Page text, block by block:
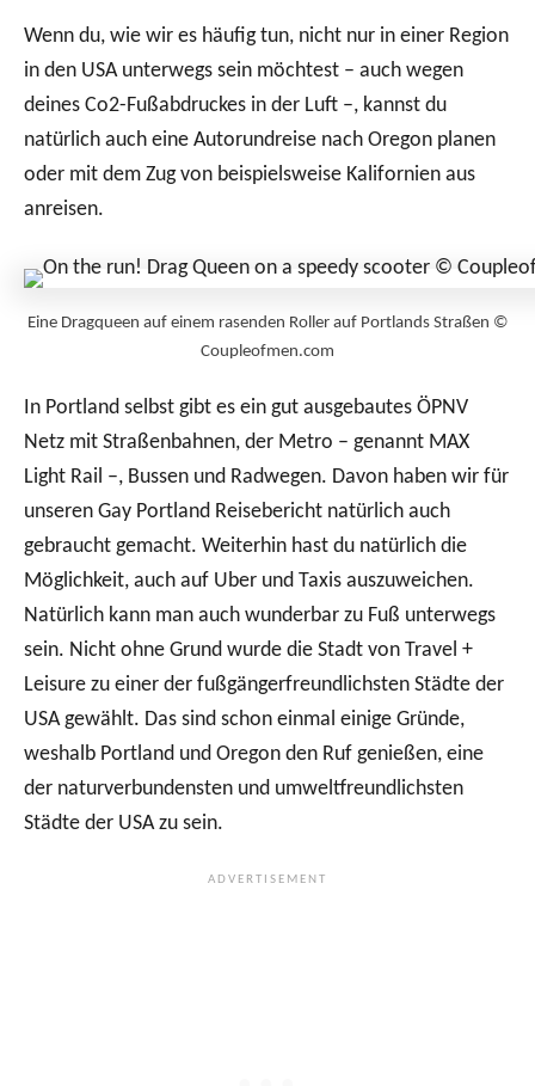
Wenn du, wie wir es häufig tun, nicht nur in einer Region
in den USA unterwegs sein möchtest – auch wegen
deines Co2-Fußabdruckes in der Luft –, kannst du
natürlich auch eine Autorundreise nach Oregon planen
oder mit dem Zug von beispielsweise Kalifornien aus
anreisen.
Eine Dragqueen auf einem rasenden Roller auf Portlands Straßen ©
Coupleofmen.com
In Portland selbst gibt es ein gut ausgebautes ÖPNV
Netz mit Straßenbahnen, der Metro – genannt MAX
Light Rail –, Bussen und Radwegen. Davon haben wir für
unseren Gay Portland Reisebericht natürlich auch
gebraucht gemacht. Weiterhin hast du natürlich die
Möglichkeit, auch auf Uber und Taxis auszuweichen.
Natürlich kann man auch wunderbar zu Fuß unterwegs
sein. Nicht ohne Grund wurde die Stadt von Travel +
Leisure zu einer der fußgängerfreundlichsten Städte der
USA gewählt. Das sind schon einmal einige Gründe,
weshalb Portland und Oregon den Ruf genießen, eine
der naturverbundensten und umweltfreundlichsten
Städte der USA zu sein.